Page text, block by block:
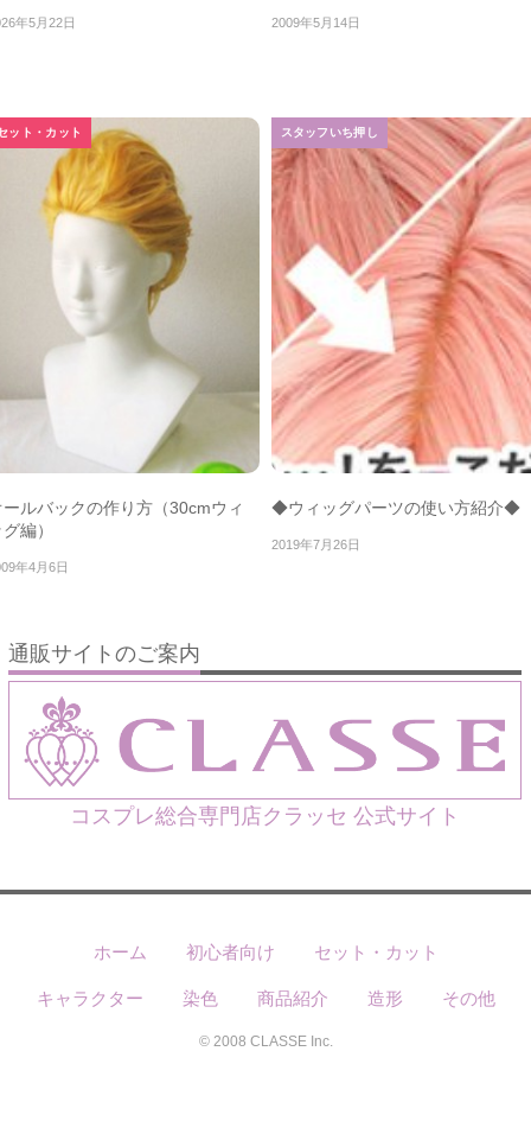
年5月22日 2009年5月14日
ット・カット
ールバックの作り方（30cmウィ
編）
年4月6日
スタッフいち押し
◆ウィッグパーツの使い方紹介◆
2019年7月26日
通販サイトのご案内
コスプレ総合専門店クラッセ 公式サイト
ホーム 初心者向け セット・カット
キャラクター 染色 商品紹介 造形 その他
© 2008 CLASSE Inc.